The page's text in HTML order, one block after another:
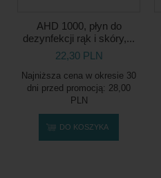
AHD 1000, płyn do
dezynfekcji rąk i skóry,...
22,30 PLN
Najniższa cena w okresie 30
dni przed promocją: 28,00
PLN
DO KOSZYKA